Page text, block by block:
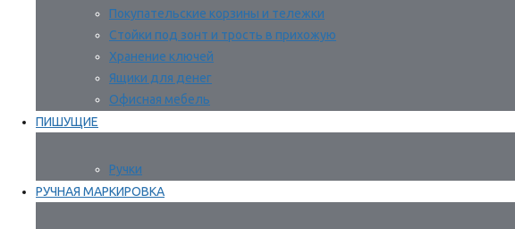
Покупательские корзины и тележки
Стойки под зонт и трость в прихожую
Хранение ключей
Ящики для денег
Офисная мебель
ПИШУЩИЕ
Ручки
РУЧНАЯ МАРКИРОВКА